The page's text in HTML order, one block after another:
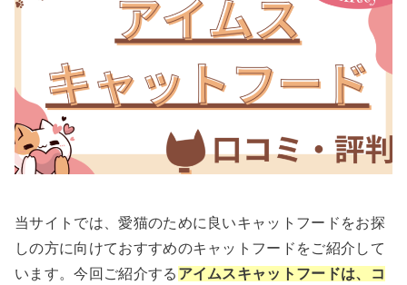
当サイトでは、愛猫のために良いキャットフードをお探
しの方に向けておすすめのキャットフードをご紹介して
います。今回ご紹介する アイムスキャットフードは、コ